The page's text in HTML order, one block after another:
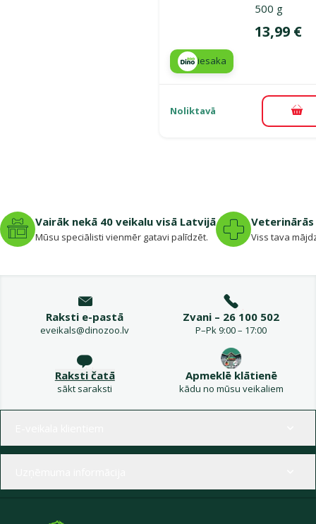
500 g
Cena
13,99 €
iesaka
Noliktavā
Vairāk nekā 40 veikalu visā Latvijā
Mūsu speciālisti vienmēr gatavi palīdzēt. Viss tava
Raksti e-pastā
eveikals@dinozoo.lv
Zvani – 26 100 502
P–Pk 9:00 – 17:00
Raksti čatā
sākt saraksti
Apmeklē klātienē
kādu no mūsu veikaliem